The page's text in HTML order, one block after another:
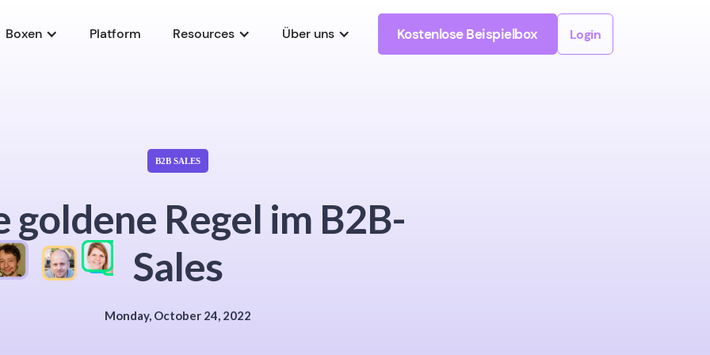
Boxen Platform Resources Über uns Kostenlose Beispielbox Login
B2B SALES
goldene Regel im B2B-
Sales
Monday, October 24, 2022